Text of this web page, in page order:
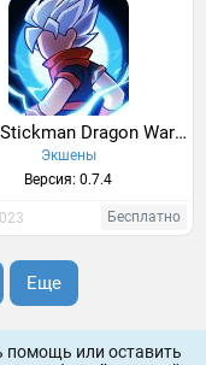
Super Stickman Dragon Warriors
Экшены
Версия: 0.7.4
Бесплатно
Еще
помощь или оставить